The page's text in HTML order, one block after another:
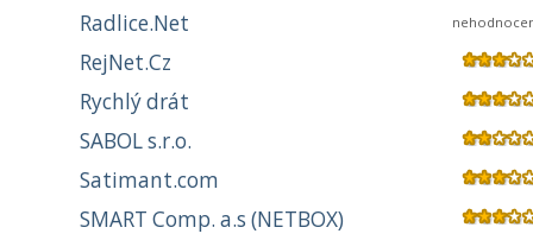
Radlice.Net
RejNet.Cz
Rychlý drát
SABOL s.r.o.
Satimant.com
SMART Comp. a.s (NETBOX)